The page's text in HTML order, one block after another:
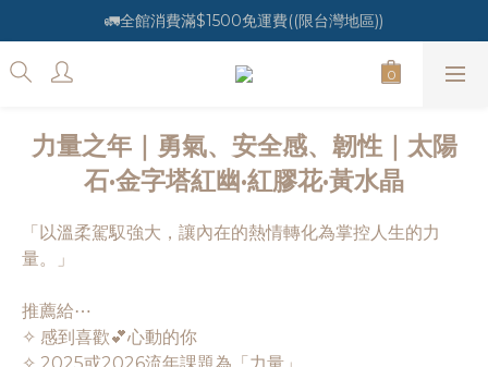
🚛全館消費滿$1500免運費((限台灣地區))
力量之年｜勇氣、安全感、韌性｜太陽
石·金字塔紅幽·紅膠花·黃水晶
「以溫柔駕馭強大，讓內在的熱情轉化為掌控人生的力
量。」
推薦給⋯
✧ 感到喜歡💕心動的你